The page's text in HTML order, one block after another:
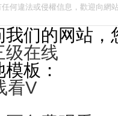
何違法或侵權信息，歡迎向網
我们的网站
级在线
板：
看V